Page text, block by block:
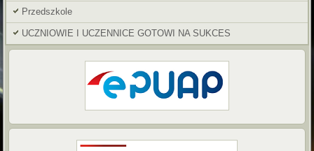
Przedszkole
UCZNIOWIE I UCZENNICE GOTOWI NA SUKCES